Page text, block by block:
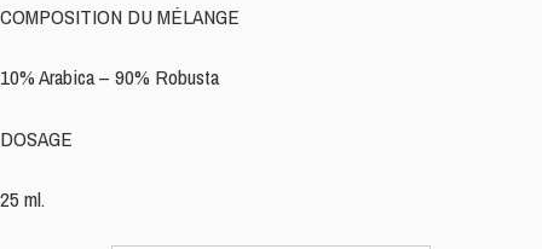
COMPOSITION DU MÉLANGE
10% Arabica – 90% Robusta
DOSAGE
25 ml.